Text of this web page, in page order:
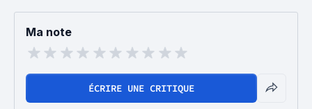
Ma note
ÉCRIRE UNE CRITIQUE